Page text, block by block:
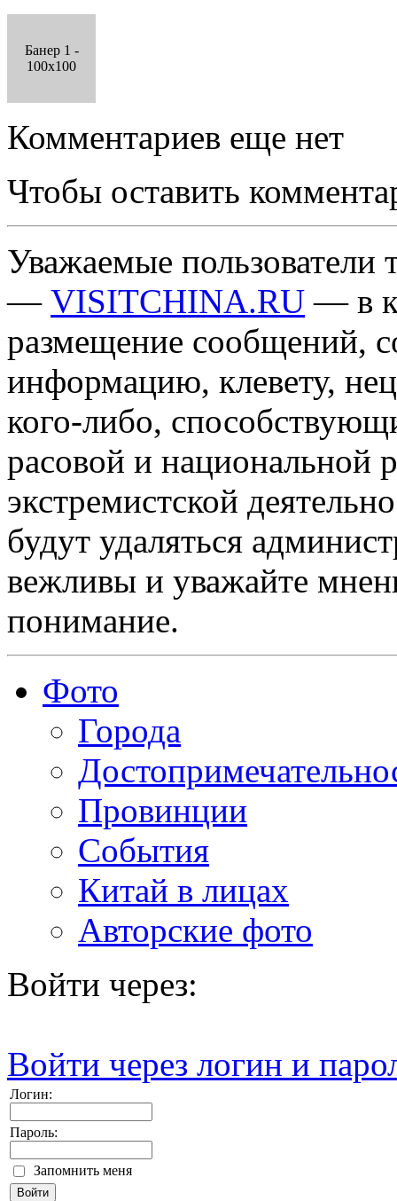
Банер 1 -
100x100
Комментариев еще нет
Чтобы оставить
Уважаемые пользователи
— VISITCHINA.RU — в
размещение сообщений,
информацию, клевету,
кого-либо,
расовой и национальной
экстремистской
будут удаляться
вежливы и уважайте
понимание.
Фото
Города
Провинции
События
Китай в лицах
Авторские фото
Войти через:
Войти через логин и
Логин:
Пароль:
Запомнить меня